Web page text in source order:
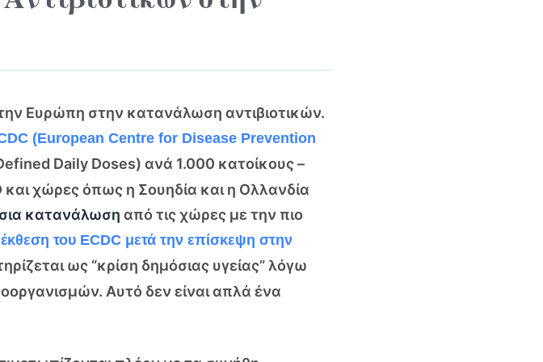
Ευρώπη στην κατανάλωση αντιβιοτικών.
(European Centre for Disease Prevention
Daily Doses) ανά 1.000 κατοίκους –
χώρες όπως η Σουηδία και η Ολλανδία
κατανάλωση από τις χώρες με την πιο
έκθεση του ECDC μετά την επίσκεψη στην
ως “κρίση δημόσιας υγείας” λόγω
Αυτό δεν είναι απλά ένα